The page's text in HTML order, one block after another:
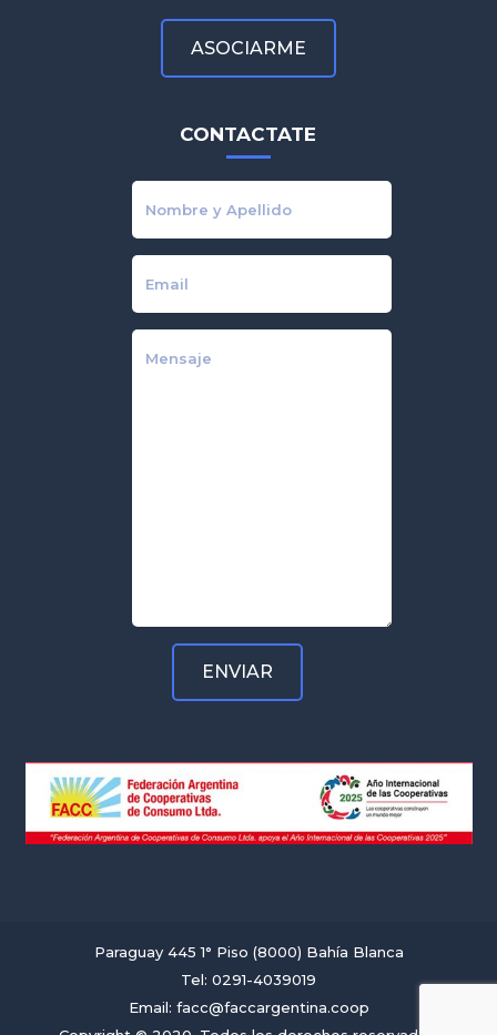
ASOCIARME
CONTACTATE
Paraguay 445 1° Piso (8000) Bahía Blanca
Tel: 0291-4039019
Email: facc@faccargentina.coop